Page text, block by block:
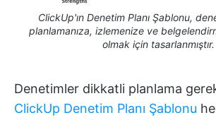
ClickUp'ın Denetim Planı Şablonu,
planlamanıza, izlemenize ve
olmak için tasarlanmıştır.
Denetimler dikkatli planlama
ClickUp Denetim Planı Şablonu